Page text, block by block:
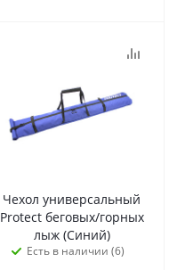
Чехол универсальный
Protect беговых/горных
лыж (Синий)
Есть в наличии (6)